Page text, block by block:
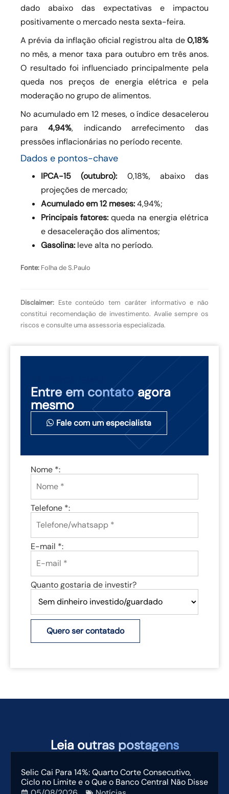
dado abaixo das expectativas e impactou
positivamente o mercado nesta sexta-feira.
A prévia da inflação oficial registrou alta de0,18%
no mês, a menor taxa para outubro em três anos.
O resultado foi influenciado principalmente pela
queda nos preços de energia elétrica e pela
moderação no grupo de alimentos.
No acumulado em 12 meses, o índice desacelerou
para4,94%, indicando arrefecimento das
pressões inflacionárias no período recente.
Dados e pontos-chave
IPCA-15 (outubro): 0,18%, abaixo das
projeções de mercado;
Acumulado em 12 meses:4,94%;
Principais fatores: queda na energia elétrica
e desaceleração dos alimentos;
Gasolina: leve alta no período.
Fonte: Folha de S.Paulo
Disclaimer: Este conteúdo tem caráter informativo e não
constitui recomendação de investimento. Avalie sempre os
riscos e consulte uma assessoria especializada.
Entre em contato agora
mesmo
Fale com um especialista
Nome *:
Telefone *:
E-mail *:
Quanto gostaria de investir?
Quero ser contatado
Leia outras postagens
Selic Cai Para 14%: Quarto Corte Consecutivo,
Ciclo no Limite e o Que o Banco Central Não Disse